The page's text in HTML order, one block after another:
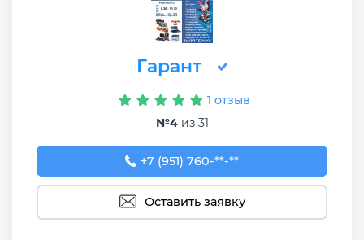
Гарант
1 отзыв
№4из 31
+7 (951) 760-55-22
+7 (951) 760-**-**
Оставить заявку